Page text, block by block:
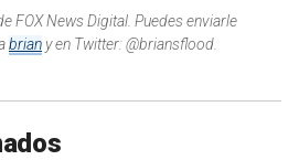
FOX News Digital. Puedes enviarle
brian y en Twitter: @briansflood.